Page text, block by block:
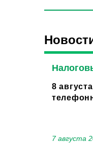
8
7 августа